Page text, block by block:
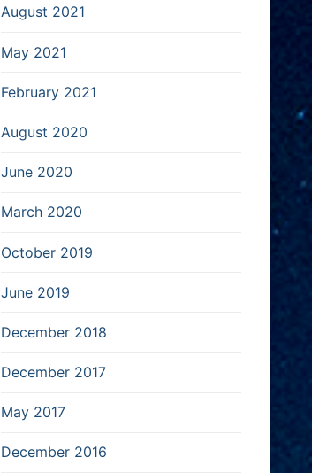
August 2021
May 2021
February 2021
August 2020
June 2020
March 2020
October 2019
June 2019
December 2018
December 2017
May 2017
December 2016